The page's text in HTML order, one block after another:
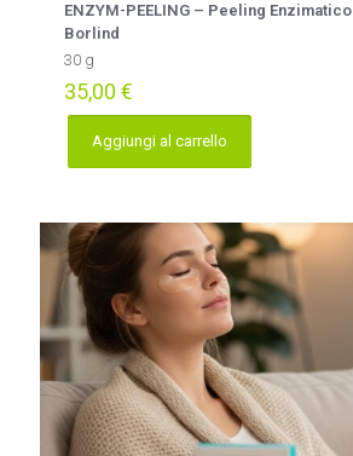
ENZYM-PEELING – Peeling Enzimatico
Borlind
30 g
35,00 €
Aggiungi al carrello